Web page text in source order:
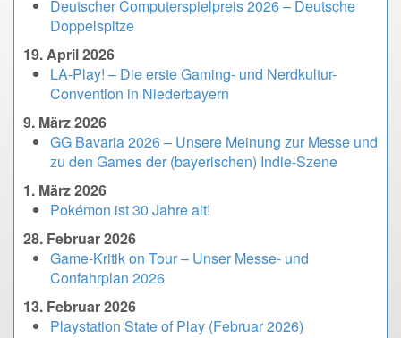
Deutscher Computerspielpreis 2026 – Deutsche
Doppelspitze
19. April 2026
LA-Play! – Die erste Gaming- und Nerdkultur-
Convention in Niederbayern
9. März 2026
GG Bavaria 2026 – Unsere Meinung zur Messe und
zu den Games der (bayerischen) Indie-Szene
1. März 2026
Pokémon ist 30 Jahre alt!
28. Februar 2026
Game-Kritik on Tour – Unser Messe- und
Confahrplan 2026
13. Februar 2026
Playstation State of Play (Februar 2026)